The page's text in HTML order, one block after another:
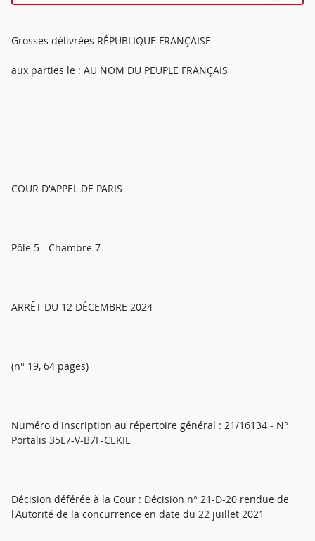
Grosses délivrées RÉPUBLIQUE FRANÇAISE
aux parties le : AU NOM DU PEUPLE FRANÇAIS
COUR D'APPEL DE PARIS
Pôle 5 - Chambre 7
ARRÊT DU 12 DÉCEMBRE 2024
(n° 19, 64 pages)
Numéro d'inscription au répertoire général : 21/16134 - N°
Portalis 35L7-V-B7F-CEKIE
Décision déférée à la Cour : Décision n° 21-D-20 rendue de
l'Autorité de la concurrence en date du 22 juillet 2021